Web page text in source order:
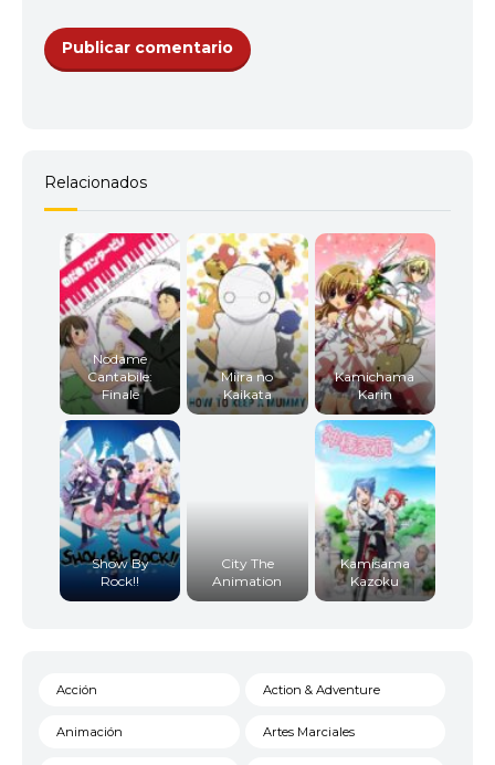
Relacionados
Nodame
Cantabile:
Finale
Miira no
Kaikata
Kamichama
Karin
Show By
Rock!!
City The
Animation
Kamisama
Kazoku
Acción Action & Adventure
Animación Artes Marciales